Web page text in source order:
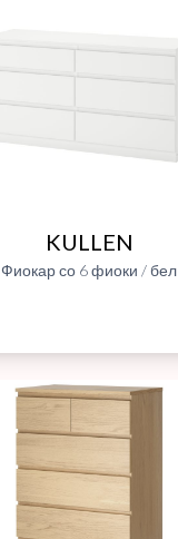
KULLEN
Фиокар со 6 фиоки / бел